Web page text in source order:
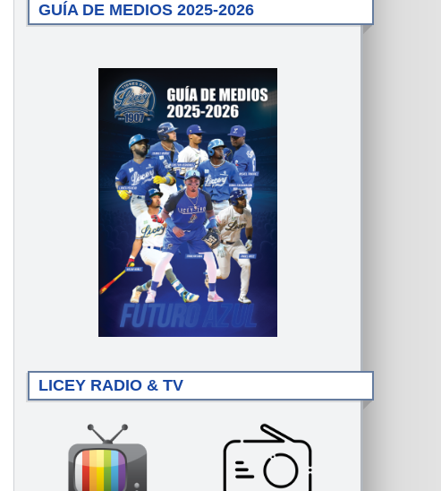
GUÍA DE MEDIOS 2025-2026
LICEY RADIO & TV